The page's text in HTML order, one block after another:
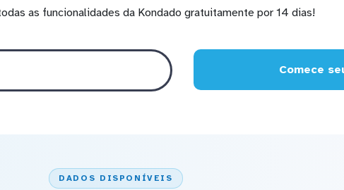
as funcionalidades da Kondado gratuitamente por 14 dias!
Comece
DADOS DISPONÍVEIS